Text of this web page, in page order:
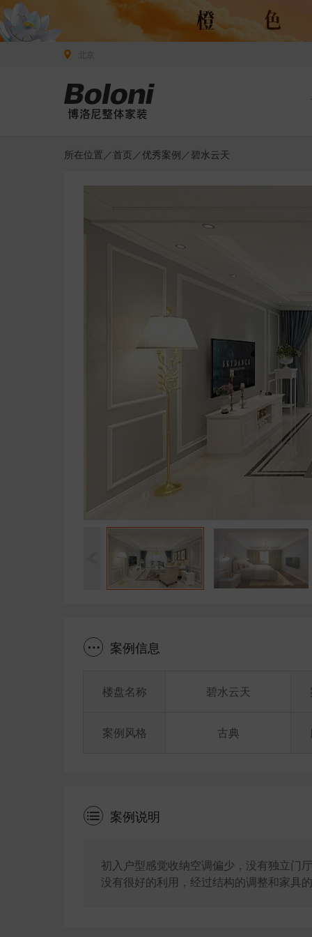
所在位置／首页 ／优秀案例 ／碧水云天
案例信息
楼盘名称
案例风格
碧水云天
古典
案例说明
初入户型感觉收纳空调偏少，没有独立门
没有很好的利用，经过结构的调整和家具